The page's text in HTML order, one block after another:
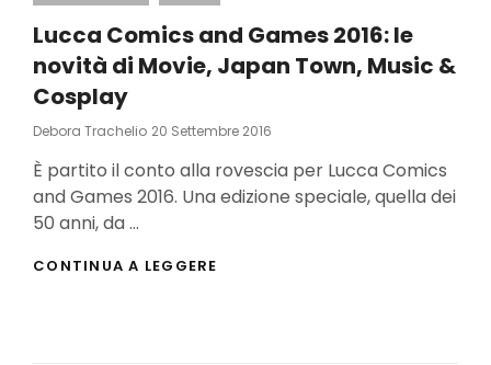
Lucca Comics and Games 2016: le
novità di Movie, Japan Town, Music &
Cosplay
Debora Trachelio Posted
20 Settembre 2016
È partito il conto alla rovescia per Lucca Comics
and Games 2016. Una edizione speciale, quella dei
50 anni, da …
CONTINUA A LEGGERE